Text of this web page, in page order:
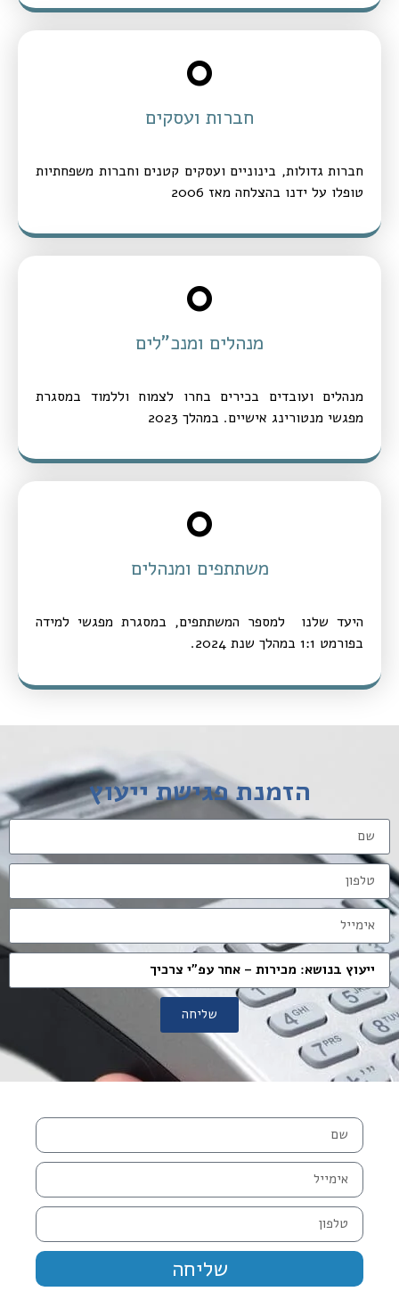
חברות ועסקים
0
חברות גדולות, בינוניים ועסקים קטנים וחברות משפחתיות
טופלו על ידנו בהצלחה מאז 2006
מנהלים ומנכ"לים
0
מנהלים ועובדים בכירים בחרו לצמוח וללמוד במסגרת
מפגשי מנטורינג אישיים. במהלך 2023
משתתפים ומנהלים
0
היעד שלנו למספר המשתתפים, במסגרת מפגשי למידה
בפורמט 1:1 במהלך שנת 2024.
הזמנת פגישת ייעוץ
שליחה
שליחה